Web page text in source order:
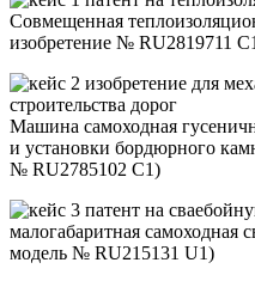
Совмещенная
изобретение № RU2819711
Машина самоходная
и установки бордюрного
№ RU2785102 C1)
малогабаритная самоходная
модель № RU215131 U1)